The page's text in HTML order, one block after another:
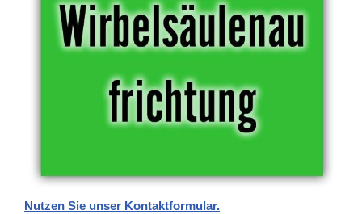
Nutzen Sie unser Kontaktformular.